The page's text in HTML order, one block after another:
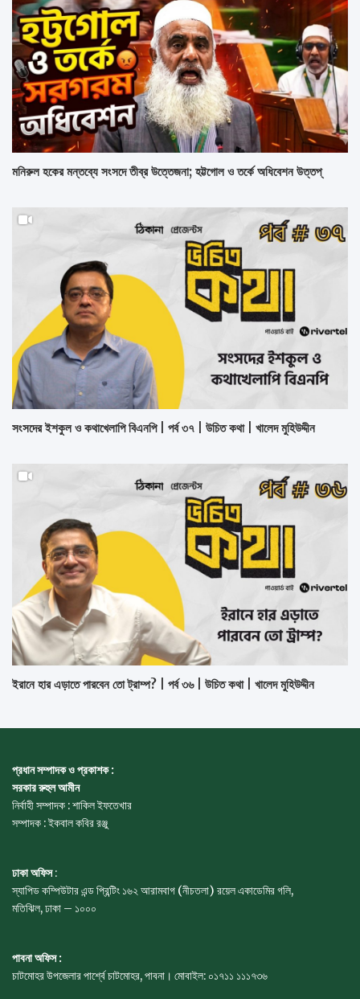
মনিরুল হকের মন্তব্যে সংসদে তীব্র উত্তেজনা; হট্টগোল ও তর্কে অধিবেশন উত্তপ্
সংসদের ইশকুল ও কথাখেলাপি বিএনপি | পর্ব ৩৭ | উচিত কথা | খালেদ মুহিউদ্দীন
ইরানে হার এড়াতে পারবেন তো ট্রাম্প? | পর্ব ৩৬ | উচিত কথা | খালেদ মুহিউদ্দীন
প্রধান সম্পাদক ও প্রকাশক :
সরকার রুহুল আমীন
নির্বাহী সম্পাদক : শাকিল ইফতেখার
সম্পাদক : ইকবাল কবির রঞ্জু
ঢাকা অফিস:
স্যাপিড কম্পিউটার এন্ড প্রিন্টিং ১৬২ আরামবাগ (নীচতলা) রয়েল একাডেমির গলি,
মতিঝিল, ঢাকা – ১০০০
পাবনা অফিস :
চাটমোহর উপজেলার পার্শ্বে চাটমোহর, পাবনা। মোবাইল: ০১৭১১ ১১১৭৩৬